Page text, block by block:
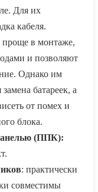
Для их
кабеля.
проще в монтаже,
и позволяют
Однако им
батареек, а
от помех и
блока.
(ППК):
: практически
совместимы